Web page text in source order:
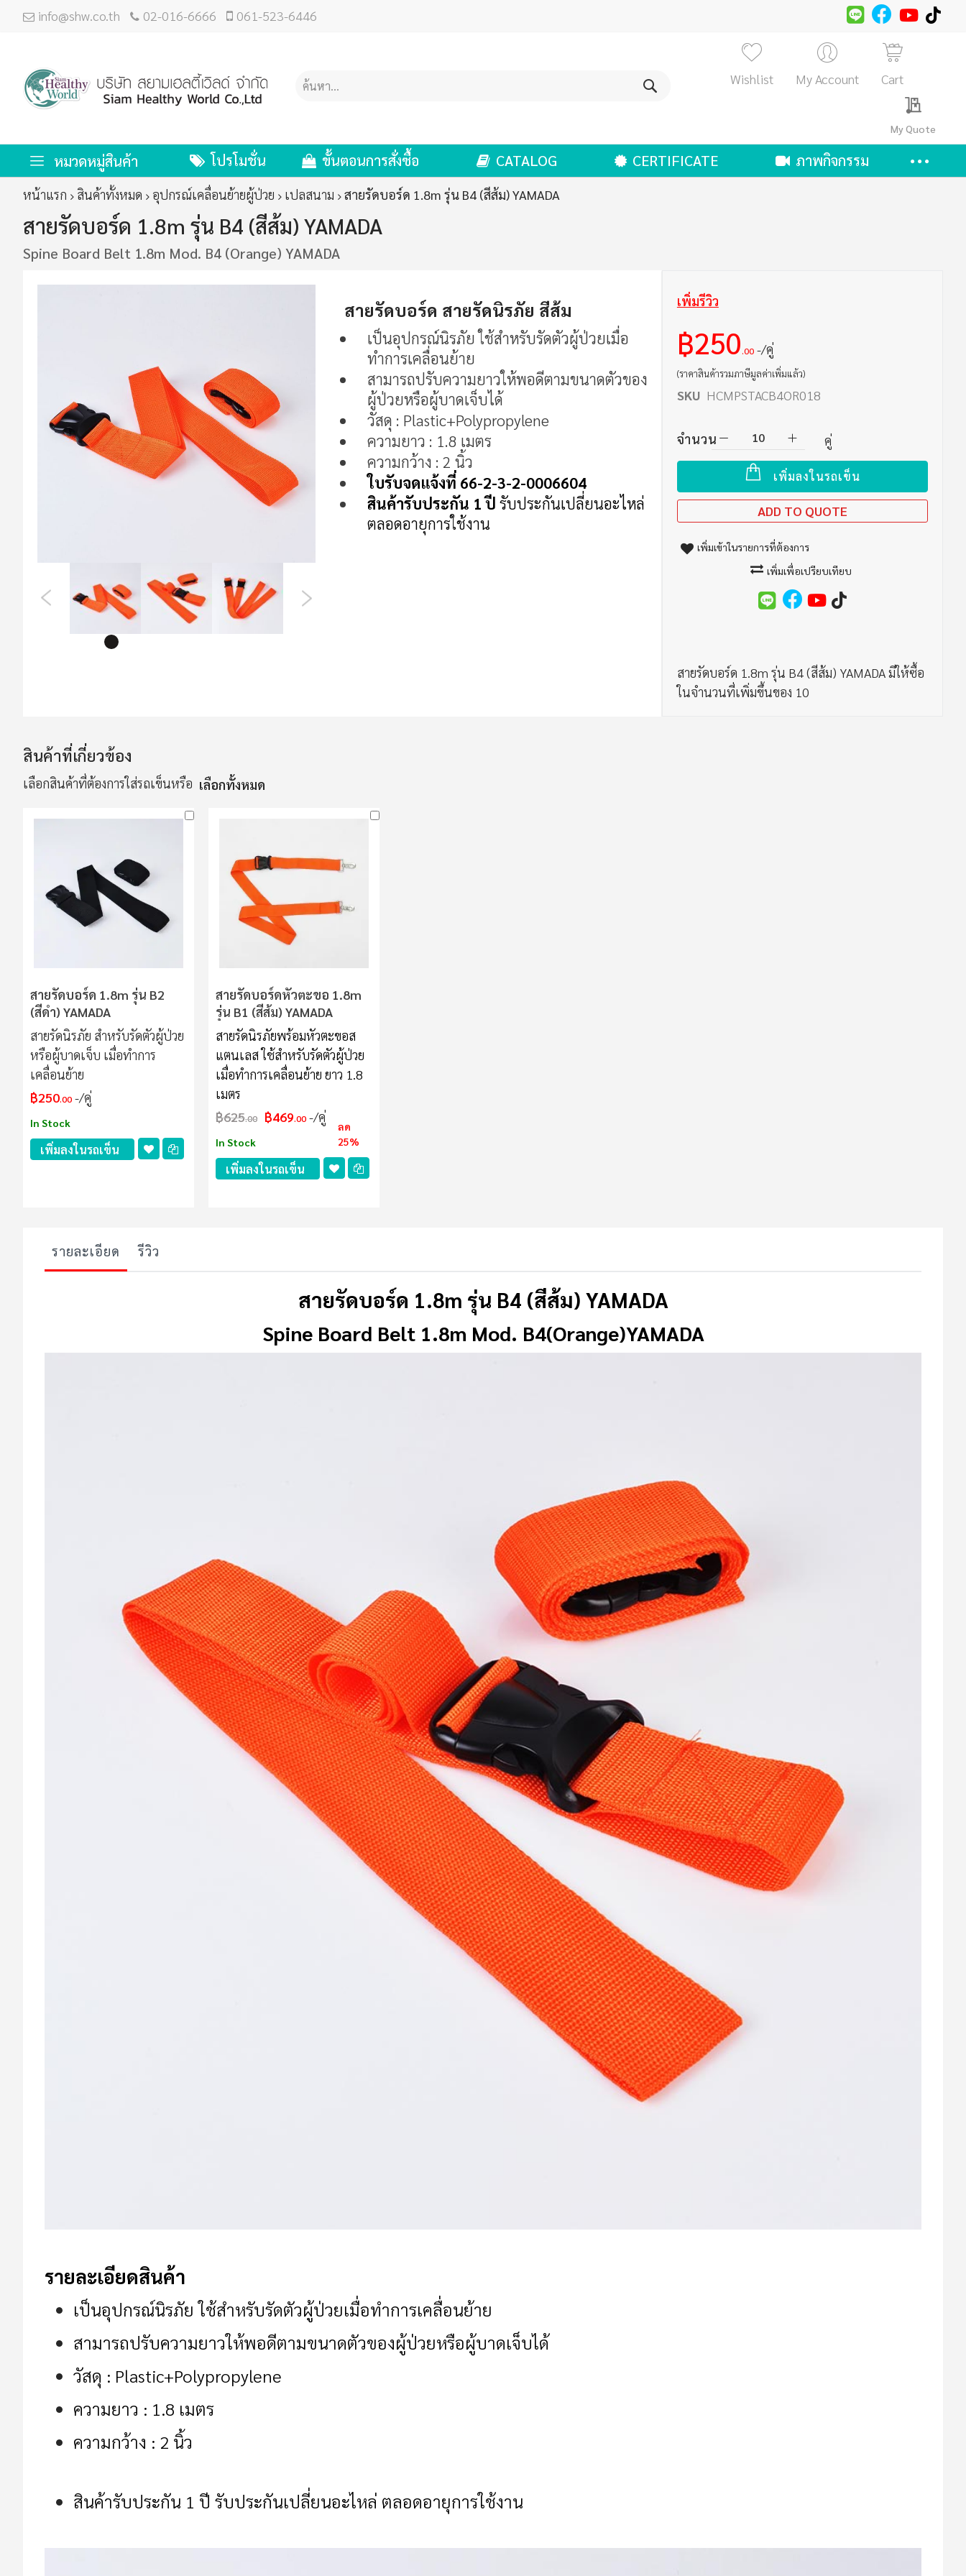
info@shw.co.th 02-016-6666 061-523-6446
My Quote
Wishlist My Account Cart
หมวดหมู่สินค้า โปรโมชั่น ขั้นตอนการสั่งซื้อ CATALOG CERTIFICATE ภาพกิจกรรม
หน้าแรก สินค้าทั้งหมด อุปกรณ์เคลื่อนย้ายผู้ป่วย เปลสนาม สายรัดบอร์ด 1.8m รุ่น B4 (สีส้ม) YAMADA
สายรัดบอร์ด 1.8m รุ่น B4 (สีส้ม) YAMADA
Spine Board Belt 1.8m Mod. B4 (Orange) YAMADA
แกล
เลอ
เริ่ม
ต้น
ของ
สายรัดบอร์ด สายรัดนิรภัย สีส้ม
เป็นอุปกรณ์นิรภัย ใช้สำหรับรัดตัวผู้ป่วยเมื่อ
ทำการเคลื่อนย้าย
สามารถปรับความยาวให้พอดีตามขนาดตัวของ
ผู้ป่วยหรือผู้บาดเจ็บได้
วัสดุ : Plastic+Polypropylene
ความยาว : 1.8 เมตร
ความกว้าง : 2 นิ้ว
ใบรับจดแจ้งที่ 66-2-3-2-0006604
สินค้ารับประกัน 1 ปี รับประกันเปลี่ยนอะไหล่
ตลอดอายุการใช้งาน
เพิ่มรีวิว
฿250.00 /คู่
(ราคาสินค้ารวมภาษีมูลค่าเพิ่มแล้ว)
SKU HCMPSTACB4OR018
จำนวน คู่
เพิ่มลงในรถเข็น
ADD TO QUOTE
เพิ่มเข้าในรายการที่ต้องการ
เพิ่มเพื่อเปรียบเทียบ
สายรัดบอร์ด 1.8m รุ่น B4 (สีส้ม) YAMADA มีให้ซื้อ
ในจำนวนที่เพิ่มขึ้นของ 10
สินค้าที่เกี่ยวข้อง
เลือกสินค้าที่ต้องการใส่รถเข็นหรือ เลือกทั้งหมด
สายรัดบอร์ด 1.8m รุ่น B2
(สีดำ) YAMADA
สายรัดนิรภัย สำหรับรัดตัวผู้ป่วย
หรือผู้บาดเจ็บ เมื่อทำการ
เคลื่อนย้าย
฿250.00 /คู่
In Stock
เพิ่มลงในรถเข็น
สายรัดบอร์ดหัวตะขอ 1.8m
รุ่น B1 (สีส้ม) YAMADA
สายรัดนิรภัยพร้อมหัวตะขอส
แตนเลส ใช้สำหรับรัดตัวผู้ป่วย
เมื่อทำการเคลื่อนย้าย ยาว 1.8
เมตร
฿625.00 ฿469.00 /คู่
In Stock
ลด
25%
เพิ่มลงในรถเข็น
รายละเอียด
สายรัดบอร์ด 1.8m รุ่น B4 (สีส้ม) YAMADA
Spine Board Belt 1.8m Mod. B4(Orange)YAMADA
รายละเอียดสินค้า
เป็นอุปกรณ์นิรภัย ใช้สำหรับรัดตัวผู้ป่วยเมื่อทำการเคลื่อนย้าย
สามารถปรับความยาวให้พอดีตามขนาดตัวของผู้ป่วยหรือผู้บาดเจ็บได้
วัสดุ : Plastic+Polypropylene
ความยาว : 1.8 เมตร
ความกว้าง : 2 นิ้ว
สินค้ารับประกัน 1 ปี รับประกันเปลี่ยนอะไหล่ ตลอดอายุการใช้งาน
รีวิว